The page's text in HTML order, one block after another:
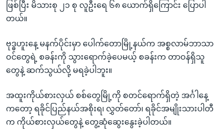
ဖြစ်ပြီး မိသားစု ၂၁ စု လူဦးရေ ၆၈ ယောက်ရှိကြောင်း ပြောပါ
တယ်။
ဗုဒ္ဓဟူးနေ့ မနက်ပိုင်းမှာ ပေါက်တောမြို့နယ်က အစ္စလာမ်ဘာသာ
ဝင်တွေရဲ့ စခန်းကို သွားရောက်ခဲ့ပေမယ့် စခန်းက တာဝန်ရှိသူ
တွေနဲ့ ဆက်သွယ်လို့ မရခဲ့ပါဘူး။
အထူးကိုယ်စားလှယ် စစ်တွေမြို့ကို စတင်ရောက်ရှိတဲ့ အင်္ဂါနေ့
ကတော့ ရခိုင်ပြည်နယ်အစိုးရ၊ လွှတ်တော်၊ ရခိုင်အမျိုးသားပါတီ
က ကိုယ်စားလှယ်တွေနဲ့ တွေ့ဆုံဆွေးနွေးခဲ့ပါတယ်။